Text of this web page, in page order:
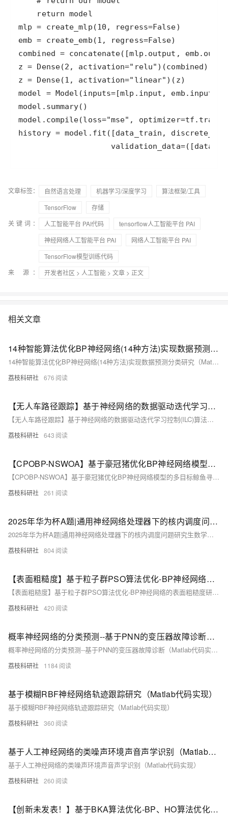
文章标签： 自然语言处理 机器学习/深度学习
算法框架/工具
TensorFlow
存储
关键词：
人工智能平台 PAI代码
tensorflow人工智能平台 PAI
神经网络人工智能平台 PAI
网络人工智能平台 PAI
TensorFlow模型训练代码
来 源：
开发者社区 > 人工智能 > 文章 > 正文
相关文章
14种智能算法优化BP神经网络(14种方法)实现数据预测分类研究（Matlab代码实现）
14种智能算法优化BP神经网络(14种方法)实现数据预测分类研究（Matlab代码实现）
荔枝科研社 676
【无人车路径跟踪】基于神经网络的数据驱动迭代学习控制(ILC)算法，用于具有未知模型和重复任务的非线性单输入单输出(SISO)离散时间系统的无人车的路径跟踪（Matlab代码实现）
【无人车路径跟踪】基于神经网络的数据驱动迭代学习控制(ILC)算法，用于具有未知模型和重复任务的非线性单输入单输出(SISO)离散时间系统的无人车的路径跟踪（Matlab代码实现）
荔枝科研社 643
【CPOBP-NSWOA】基于豪冠猪优化BP神经网络模型的多目标鲸鱼寻优算法研究（Matlab代码实现）
【CPOBP-NSWOA】基于豪冠猪优化BP神经网络模型的多目标鲸鱼寻优算法研究（Matlab代码实现）
荔枝科研社 261
2025年华为杯A题|通用神经网络处理器下的核内调度问题研究生数学建模|思路、代码、论文|持续更新中....
2025年华为杯A题|通用神经网络处理器下的核内调度问题研究生数学建模|思路、代码、论文|持续更新中....
荔枝科研社 804
【表面粗糙度】基于粒子群PSO算法优化-BP神经网络的表面粗糙度研究（Matlab代码实现）
【表面粗糙度】基于粒子群PSO算法优化-BP神经网络的表面粗糙度研究（Matlab代码实现）
荔枝科研社 420
概率神经网络的分类预测--基于PNN的变压器故障诊断（Matlab代码实现）
概率神经网络的分类预测--基于PNN的变压器故障诊断（Matlab代码实现）
荔枝科研社 1184
基于模糊RBF神经网络轨迹跟踪研究（Matlab代码实现）
基于模糊RBF神经网络轨迹跟踪研究（Matlab代码实现）
荔枝科研社 360
基于人工神经网络的类噪声环境声音声学识别（Matlab代码实现）
基于人工神经网络的类噪声环境声音声学识别（Matlab代码实现）
荔枝科研社 260
【创新未发表！】基于BKA算法优化-BP、HO算法优化-BP、CP算法优化-BP、GOOSE算法优化-BP、NRBO算法优化-BP神经网络回归预测比较研究（Matlab代码）